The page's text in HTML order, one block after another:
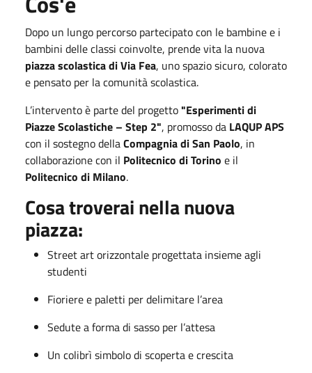
Dopo un lungo percorso partecipato con le bambine e i
bambini delle classi coinvolte, prende vita la nuova
piazza scolastica di Via Fea, uno spazio sicuro, colorato
e pensato per la comunità scolastica.
L’intervento è parte del progetto"Esperimenti di
Piazze Scolastiche – Step 2", promosso da LAQUP APS
con il sostegno dellaCompagnia di San Paolo, in
collaborazione con il Politecnico di Torino e il
Politecnico di Milano.
Cosa troverai nella nuova
piazza:
Street art orizzontale progettata insieme agli
studenti
Fioriere e paletti per delimitare l’area
Sedute a forma di sasso per l’attesa
Un colibrì simbolo di scoperta e crescita